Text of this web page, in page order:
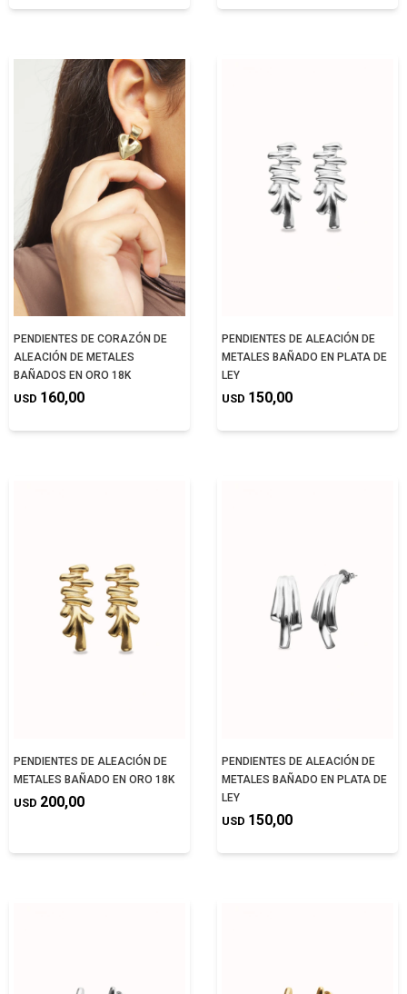
PENDIENTES DE CORAZÓN DE
ALEACIÓN DE METALES
BAÑADOS EN ORO 18K
USD 160,00
PENDIENTES DE ALEACIÓN DE
METALES BAÑADO EN PLATA DE
LEY
USD 150,00
PENDIENTES DE ALEACIÓN DE
METALES BAÑADO EN ORO 18K
USD 200,00
PENDIENTES DE ALEACIÓN DE
METALES BAÑADO EN PLATA DE
LEY
USD 150,00